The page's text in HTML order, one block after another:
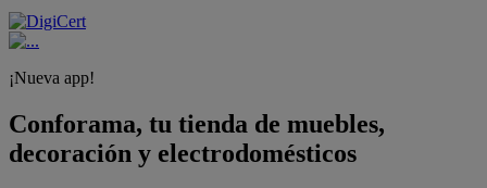
¡Nueva app!
Conforama, tu tienda de muebles,
decoración y electrodomésticos